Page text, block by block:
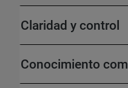
Claridad y control
Conocimiento